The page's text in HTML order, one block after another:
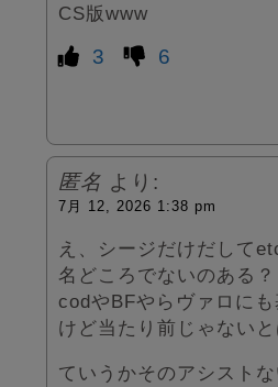
CS版www
3 6
匿名 より:
7月 12, 2026 1:38 pm
え、シージだけだして
名どころでないのある？
codやBFやらヴァロに
けど当たり前じゃない
ていうかそのアシスト